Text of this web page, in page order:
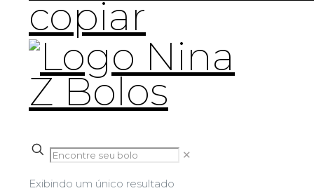
✕
Exibindo um único resultado